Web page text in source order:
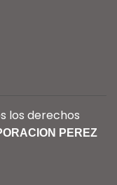
los derechos
PEREZ